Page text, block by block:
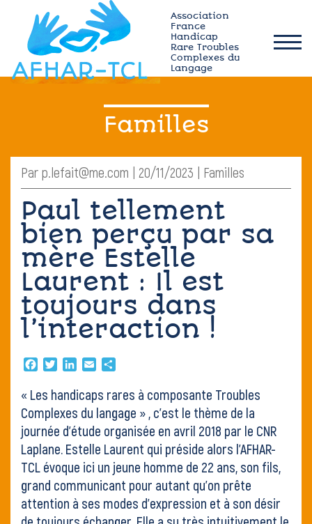
content
afhar-
tcl
Association
France
Handicap
Rare Troubles
Complexes du
Langage
Qui sommes-nous ?
Plateforme MÉMO
Ressources TCL
Adhérez
Contact
Familles
Par p.lefait@me.com | 20/11/2023 | Familles
Paul tellement
bien perçu par sa
mère Estelle
Laurent : Il est
toujours dans
l’interaction !
FacebookTwitterLinkedIn
Email
« Les handicaps rares à composante Troubles
Complexes du langage » , c’est le thème de la
journée d’étude organisée en avril 2018 par le CNR
Laplane. Estelle Laurent qui préside alors l’AFHAR-
TCL évoque ici un jeune homme de 22 ans, son fils,
grand communicant pour autant qu’on prête
attention à ses modes d’expression et à son désir